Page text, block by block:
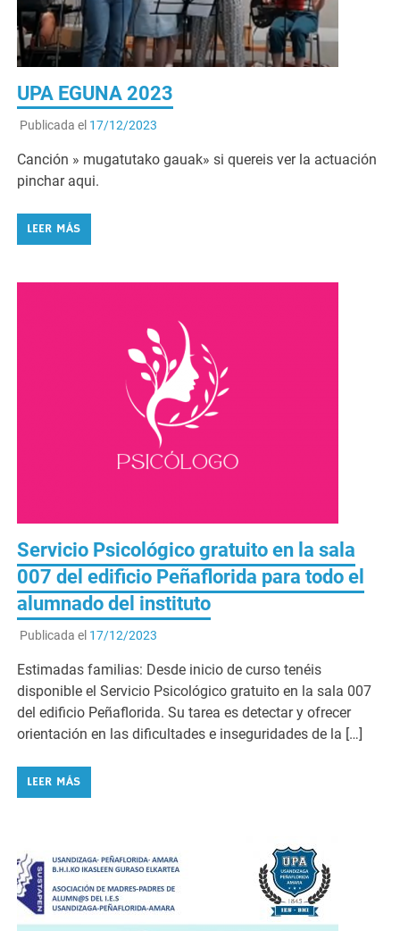
UPA EGUNA 2023
Publicada el 17/12/2023
Canción » mugatutako gauak» si quereis ver la actuación
pinchar aqui.
LEER MÁS
Servicio Psicológico gratuito en la sala
007 del edificio Peñaflorida para todo el
alumnado del instituto
Publicada el 17/12/2023
Estimadas familias: Desde inicio de curso tenéis
disponible el Servicio Psicológico gratuito en la sala 007
del edificio Peñaflorida. Su tarea es detectar y ofrecer
orientación en las dificultades e inseguridades de la […]
LEER MÁS